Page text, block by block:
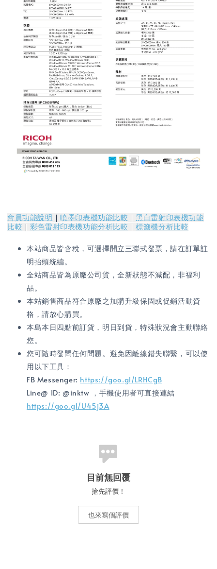
會員功能說明 ｜噴墨印表機功能比較 ｜黑白雷射印表機功能
比較 ｜ 彩色雷射印表機功能分析比較 ｜標籤機分析比較
本站商品皆含稅，可選擇開立三聯式發票，請在訂單註
明抬頭統編。
全站商品皆為原廠公司貨，全新狀態不減配，非福利
品。
本站銷售商品符合原廠之加購升級保固或促銷活動資
格，請放心購買。
本島本日四點前訂貨，明日到貨，特殊狀況會主動聯絡
您。
您可隨時發問任何問題。避免因離線錯失聯繫，可以使
用以下工具：
FB Messenger: https://goo.gl/LRHCgB
Line@ ID: @inktw ，手機使用者可直接連結
https://goo.gl/U45j3A
目前無回覆
搶先評價！
也來寫個評價